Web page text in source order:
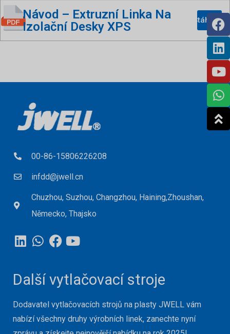
Návod – Extruzní Linka Na
Izolační Desky XPS
Stáhnout
00-86-15806226208
infdd@jwell.cn
Chuzhou, Suzhou, Changzhou, Haining,Zhoushan,
Německo, Thajsko
Další vytlačovací stroje
Dodavatel vytlačovacích strojů na plasty JWELL vám
nabízí všechny druhy výrobních linek, zanechte nyní